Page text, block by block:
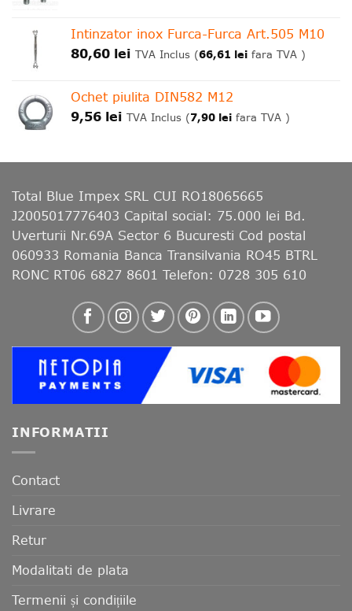
Intinzator inox Furca-Furca Art.505 M10
80,60 lei TVA Inclus (66,61 lei fara TVA )
Ochet piulita DIN582 M12
9,56 lei TVA Inclus (7,90 lei fara TVA )
Total Blue Impex SRL CUI RO18065665
J2005017776403 Capital social: 75.000 lei Bd.
Uverturii Nr.69A Sector 6 Bucuresti Cod postal
060933 Romania Banca Transilvania RO45 BTRL
RONC RT06 6827 8601 Telefon: 0728 305 610
INFORMATII
Contact
Livrare
Retur
Modalitati de plata
Termenii și condițiile